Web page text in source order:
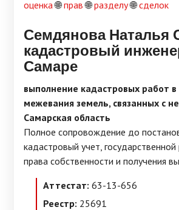
оценка🌐прав🌐разделу🌐сделок
Семдянова Наталья
кадастровый
Самаре
выполнение кадастровых работ в
межевания земель, связанных с
Самарская область
Полное сопровождение до
кадастровый учет, государственной
права собственности и получения
Аттестат: 63-13-656
Реестр: 25691